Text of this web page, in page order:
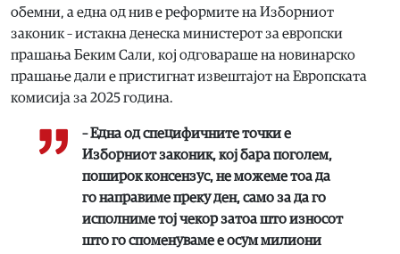
обемни, а една од нив е реформите на Изборниот
законик – истакна денеска министерот за европски
прашања Беким Сали, кој одговараше на новинарско
прашање дали е пристигнат извештајот на Европската
комисија за 2025 година.
– Една од специфичните точки е
Изборниот законик, кој бара поголем,
поширок консензус, не можеме тоа да
го направиме преку ден, само за да го
исполниме тој чекор затоа што износот
што го споменуваме е осум милиони